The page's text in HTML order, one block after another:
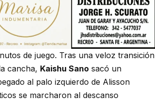
de juego. Tras una veloz transición
cancha, Kaishu Sano sacó un
al palo izquierdo de Alisson
se marcharon al descanso